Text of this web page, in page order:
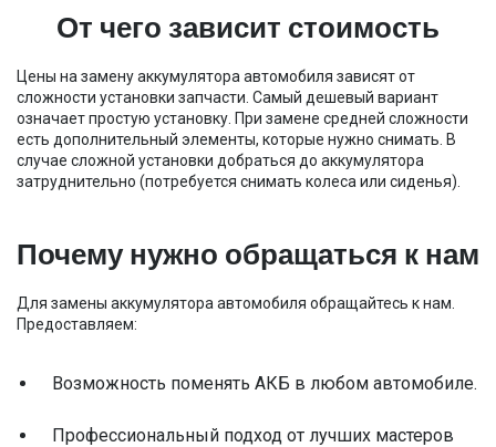
От чего зависит стоимость
Цены на замену аккумулятора автомобиля зависят от
сложности установки запчасти. Самый дешевый вариант
означает простую установку. При замене средней сложности
есть дополнительный элементы, которые нужно снимать. В
случае сложной установки добраться до аккумулятора
затруднительно (потребуется снимать колеса или сиденья).
Почему нужно обращаться к нам
Для замены аккумулятора автомобиля обращайтесь к нам.
Предоставляем:
Возможность поменять АКБ в любом автомобиле.
Профессиональный подход от лучших мастеров